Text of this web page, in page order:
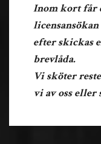
Inom kort får
efter skickas
brevlåda.
Vi sköter
vi av oss eller